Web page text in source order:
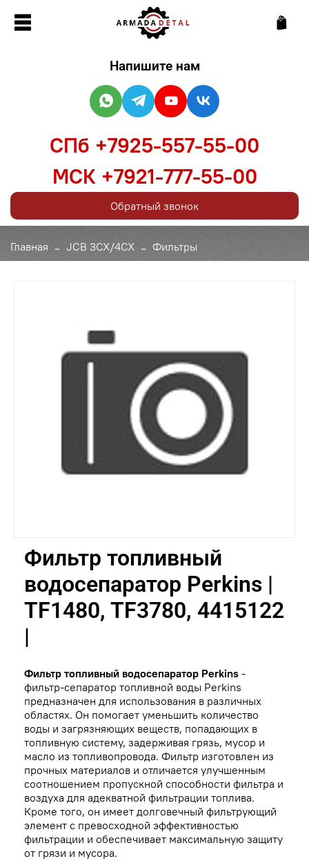
Главная JCB 3CX/4CX Фильтры
Фильтр топливный
водосепаратор Perkins |
TF1480, TF3780, 4415122
|
Фильтр топливный водосепаратор Perkins -
фильтр-сепаратор топливной воды Perkins
предназначен для использования в различных
областях. Он помогает уменьшить количество
воды и загрязняющих веществ, попадающих в
топливную систему, задерживая грязь, мусор и
масло из топливопровода. Фильтр изготовлен из
прочных материалов и отличается улучшенным
соотношением пропускной способности фильтра и
воздуха для адекватной фильтрации топлива.
Кроме того, он имеет долговечный фильтрующий
элемент с превосходной эффективностью
фильтрации и обеспечивает максимальную защиту
от грязи и мусора.
Напишите нам
СПб +7925-557-55-00
МСК +7921-777-55-00
Обратный звонок